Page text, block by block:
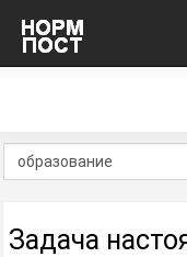
Задача